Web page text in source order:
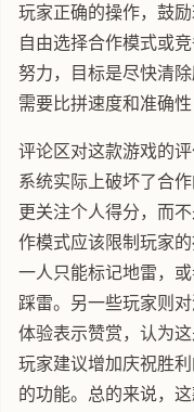
玩家正确的操作，鼓
自由选择合作模式或
努力，目标是尽快清
需要比拼速度和准确性
评论区对这款游戏的
系统实际上破坏了合
更关注个人得分，而
作模式应该限制玩家
一人只能标记地雷，
踩雷。另一些玩家则
体验表示赞赏，认为
玩家建议增加庆祝胜
的功能。总的来说，